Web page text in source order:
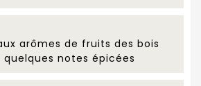
arômes de fruits des bois
quelques notes épicées